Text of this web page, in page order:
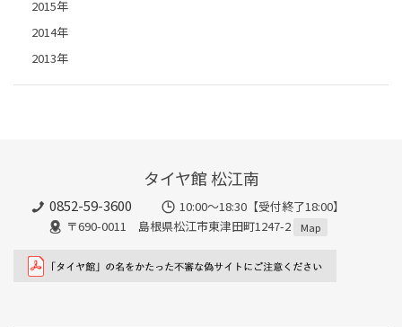
2015年
2014年
2013年
タイヤ館 松江南
0852-59-3600
10:00～18:30【受付終了18:00】
〒690-0011 島根県松江市東津田町1247-2
Map